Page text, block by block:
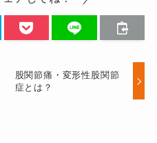
股関節痛・変形性股関節
症とは？